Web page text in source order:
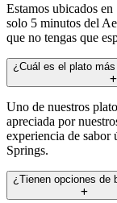
Estamos ubicados
solo 5 minutos del
que no tengas que
¿Cuál es el plato
Uno de nuestros
apreciada por
experiencia de
Springs.
¿Tienen opciones de